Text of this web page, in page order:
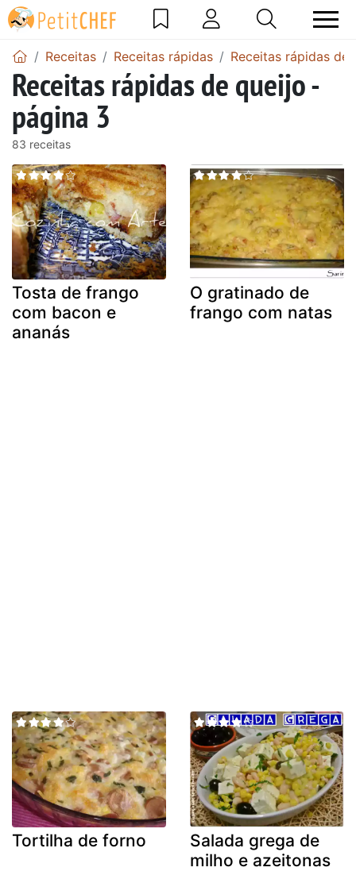
Receitas Receitas rápidas Receitas rápidas de
Receitas rápidas de queijo -
página 3
83 receitas
Tosta de frango
com bacon e
ananás
O gratinado de
frango com natas
Tortilha de forno
Salada grega de
milho e azeitonas